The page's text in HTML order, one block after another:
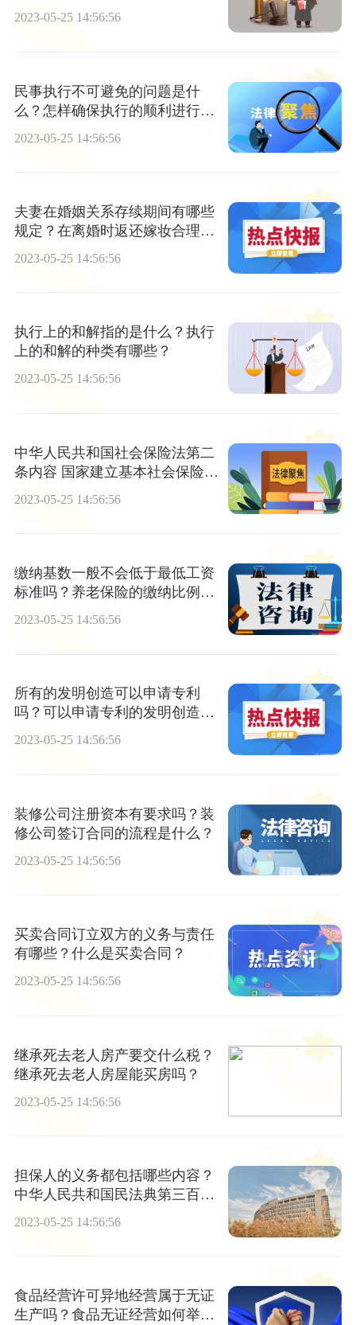
2023-05-25 14:56:56
民事执行不可避免的问题是什
么？怎样确保执行的顺利进行同
2023-05-25 14:56:56
夫妻在婚姻关系存续期间有哪些
规定？在离婚时返还嫁妆合理
2023-05-25 14:56:56
执行上的和解指的是什么？执行
上的和解的种类有哪些？
2023-05-25 14:56:56
中华人民共和国社会保险法第二
条内容 国家建立基本社会保险都
2023-05-25 14:56:56
缴纳基数一般不会低于最低工资
标准吗？养老保险的缴纳比例是
什么？
2023-05-25 14:56:56
所有的发明创造可以申请专利
吗？可以申请专利的发明创造有
哪些？
2023-05-25 14:56:56
装修公司注册资本有要求吗？装
修公司签订合同的流程是什么？
2023-05-25 14:56:56
买卖合同订立双方的义务与责任
有哪些？什么是买卖合同？
2023-05-25 14:56:56
继承死去老人房产要交什么税？
继承死去老人房屋能买房吗？
2023-05-25 14:56:56
担保人的义务都包括哪些内容？
中华人民共和国民法典第三百八
2023-05-25 14:56:56
食品经营许可异地经营属于无证
生产吗？食品无证经营如何举